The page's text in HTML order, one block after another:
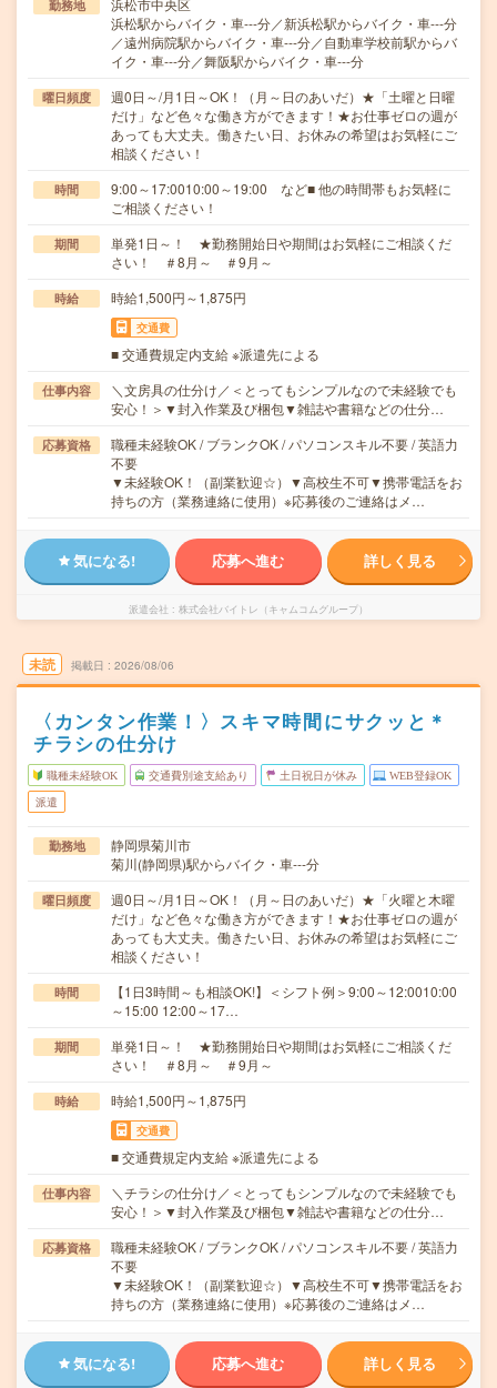
勤務地
浜松市中央区
浜松駅からバイク・車---分／新浜松駅からバイク・車---分
／遠州病院駅からバイク・車---分／自動車学校前駅からバ
イク・車---分／舞阪駅からバイク・車---分
曜日頻度
週0日～/月1日～OK！（月～日のあいだ）★「土曜と日曜
だけ」など色々な働き方ができます！★お仕事ゼロの週が
あっても大丈夫。働きたい日、お休みの希望はお気軽にご
相談ください！
時間
9:00～17:0010:00～19:00 など■ 他の時間帯もお気軽に
ご相談ください！
期間
単発1日～！ ★勤務開始日や期間はお気軽にご相談くだ
さい！ ＃8月～ ＃9月～
時給 時給1,500円～1,875円
交通費
■ 交通費規定内支給 ※派遣先による
仕事内容
＼文房具の仕分け／＜とってもシンプルなので未経験でも
安心！＞▼封入作業及び梱包▼雑誌や書籍などの仕分…
応募資格
職種未経験OK / ブランクOK / パソコンスキル不要 / 英語力
不要
▼未経験OK！（副業歓迎☆）▼高校生不可▼携帯電話をお
持ちの方（業務連絡に使用）※応募後のご連絡はメ…
気になる! 応募へ進む 詳しく見る
派遣会社 株式会社バイトレ（キャムコムグループ）
未読 掲載日 2026/08/06
〈カンタン作業！〉スキマ時間にサクッと＊
チラシの仕分け
職種未経験OK 交通費別途支給あり 土日祝日が休み WEB登録OK
派遣
勤務地
静岡県菊川市
菊川(静岡県)駅からバイク・車---分
曜日頻度
週0日～/月1日～OK！（月～日のあいだ）★「火曜と木曜
だけ」など色々な働き方ができます！★お仕事ゼロの週が
あっても大丈夫。働きたい日、お休みの希望はお気軽にご
相談ください！
時間
【1日3時間～も相談OK!】＜シフト例＞9:00～12:0010:00
～15:00 12:00～17…
期間
単発1日～！ ★勤務開始日や期間はお気軽にご相談くだ
さい！ ＃8月～ ＃9月～
時給 時給1,500円～1,875円
交通費
■ 交通費規定内支給 ※派遣先による
仕事内容
＼チラシの仕分け／＜とってもシンプルなので未経験でも
安心！＞▼封入作業及び梱包▼雑誌や書籍などの仕分…
応募資格
職種未経験OK / ブランクOK / パソコンスキル不要 / 英語力
不要
▼未経験OK！（副業歓迎☆）▼高校生不可▼携帯電話をお
持ちの方（業務連絡に使用）※応募後のご連絡はメ…
気になる! 応募へ進む 詳しく見る